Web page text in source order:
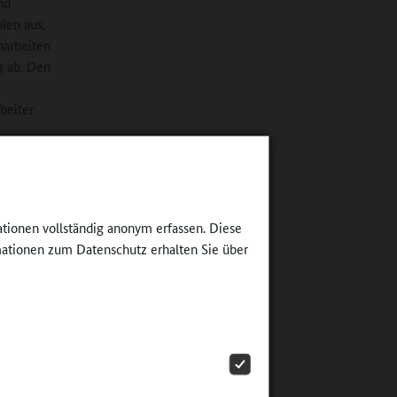
vollständig anonym erfassen. Diese
zum Datenschutz erhalten Sie über
aus,
ab. Den